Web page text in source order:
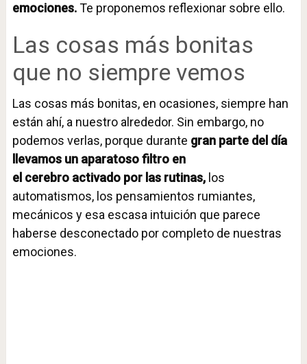
emociones.Te proponemos reflexionar sobre ello.
Las cosas más bonitas
que no siempre vemos
Las cosas más bonitas, en ocasiones, siempre han
están ahí, a nuestro alrededor. Sin embargo, no
podemos verlas, porque durante gran parte del día
llevamos un aparatoso filtro en
el cerebro activado por las rutinas, los
automatismos, los pensamientos rumiantes,
mecánicos y esa escasa intuición que parece
haberse desconectado por completo de nuestras
emociones.